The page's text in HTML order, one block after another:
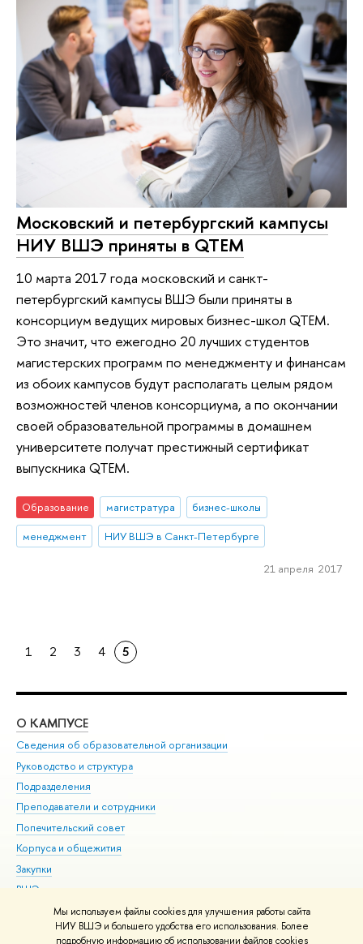
Мы используем файлы cookies для улучшения работы сайта
НИУ ВШЭ и большего удобства его использования. Более
подробную информацию об использовании файлов cookies
Московский и петербургский кампусы
НИУ ВШЭ приняты в QTEM
10 марта 2017 года московский и санкт-
петербургский кампусы ВШЭ были приняты в
консорциум ведущих мировых бизнес-школ QTEM.
Это значит, что ежегодно 20 лучших студентов
магистерских программ по менеджменту и финансам
из обоих кампусов будут располагать целым рядом
возможностей членов консорциума, а по окончании
своей образовательной программы в домашнем
университете получат престижный сертификат
выпускника QTEM.
Образование магистратура
бизнес-школы
менеджмент
НИУ ВШЭ в Санкт-Петербурге
21 апреля 2017
1 2 3 4 5
О КАМПУСЕ
Сведения об образовательной организации
Руководство и структура
Подразделения
Преподаватели и сотрудники
Попечительский совет
Корпуса и общежития
Закупки
ВШЭ для студентов с ограниченными возможностями
здоровья и инвалидностью
Версия для слабовидящих